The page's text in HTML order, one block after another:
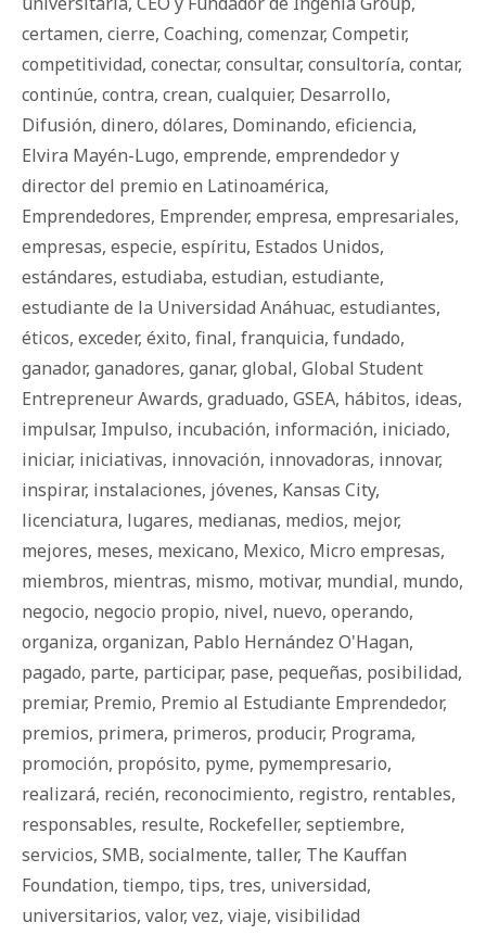
certamen, cierre, Coaching, comenzar, Competir,
competitividad, conectar, consultar, consultoría, contar,
continúe, contra, crean, cualquier, Desarrollo,
Difusión, dinero, dólares, Dominando, eficiencia,
Elvira Mayén-Lugo, emprende, emprendedor y
director del premio en Latinoamérica,
Emprendedores, Emprender, empresa, empresariales,
empresas, especie, espíritu, Estados Unidos,
estándares, estudiaba, estudian, estudiante,
estudiante de la Universidad Anáhuac, estudiantes,
éticos, exceder, éxito, final, franquicia, fundado,
ganador, ganadores, ganar, global, Global Student
Entrepreneur Awards, graduado, GSEA, há­bi­tos, ideas,
impulsar, Impulso, incubación, información, iniciado,
iniciar, iniciativas, innovación, innovadoras, innovar,
inspirar, instalaciones, jóvenes, Kansas City,
licenciatura, lugares, medianas, medios, mejor,
mejores, meses, mexicano, Mexico, Micro empresas,
miembros, mientras, mismo, motivar, mundial, mundo,
negocio, negocio propio, nivel, nuevo, operando,
organiza, organizan, Pablo Hernández O'Hagan,
pagado, parte, participar, pase, pequeñas, posibilidad,
premiar, Premio, Premio al Estudiante Emprendedor,
premios, primera, primeros, producir, Programa,
promoción, propósito, pyme, pymempresario,
realizará, recién, reconocimiento, registro, rentables,
responsables, resulte, Rockefeller, septiembre,
servicios, SMB, socialmente, taller, The Kauffan
Foundation, tiempo, tips, tres, universidad,
universitarios, valor, vez, viaje, visibilidad